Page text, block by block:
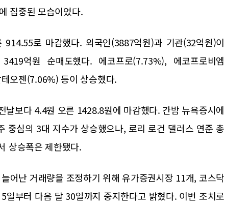
집중된 모습이었다.
로 마감했다. 외국인(3887억원)과 기관(32억원)이
억원 순매도했다. 에코프로(7.73%), 에코프로비엠
오젠(7.06%) 등이 상승했다.
날보다 4.4원 오른 1428.8원에 마감했다. 간밤 뉴욕증시에
중심의 3대 지수가 상승했으나, 로리 로건 댈러스 연준 총
상승폭은 제한됐다.
어난 거래량을 조정하기 위해 유가증권시장 11개, 코스닥
부터 다음 달 30일까지 중지한다고 밝혔다. 이번 조치로